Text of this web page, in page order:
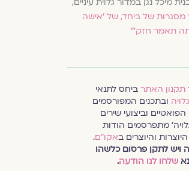
מסגרות של ביחד, של 'אישה
תאמר חזק'״
תקנון האתר ביחס לתנאי
ובתכנים המפורסמים
וביצועי שירים
מתפרסמים הודות
והיוצרים באקו״ם.
ויש לתקן פרסום כלשהו
שלחו לנו הודעה.